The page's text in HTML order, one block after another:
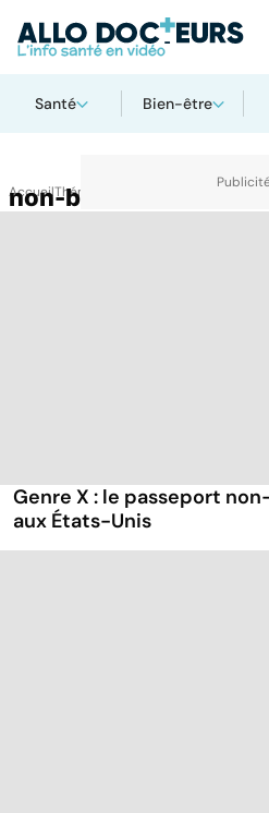
Santé Bien-être
AccueilThématiques
non-binaire
Genre X : le passeport
aux États-Unis